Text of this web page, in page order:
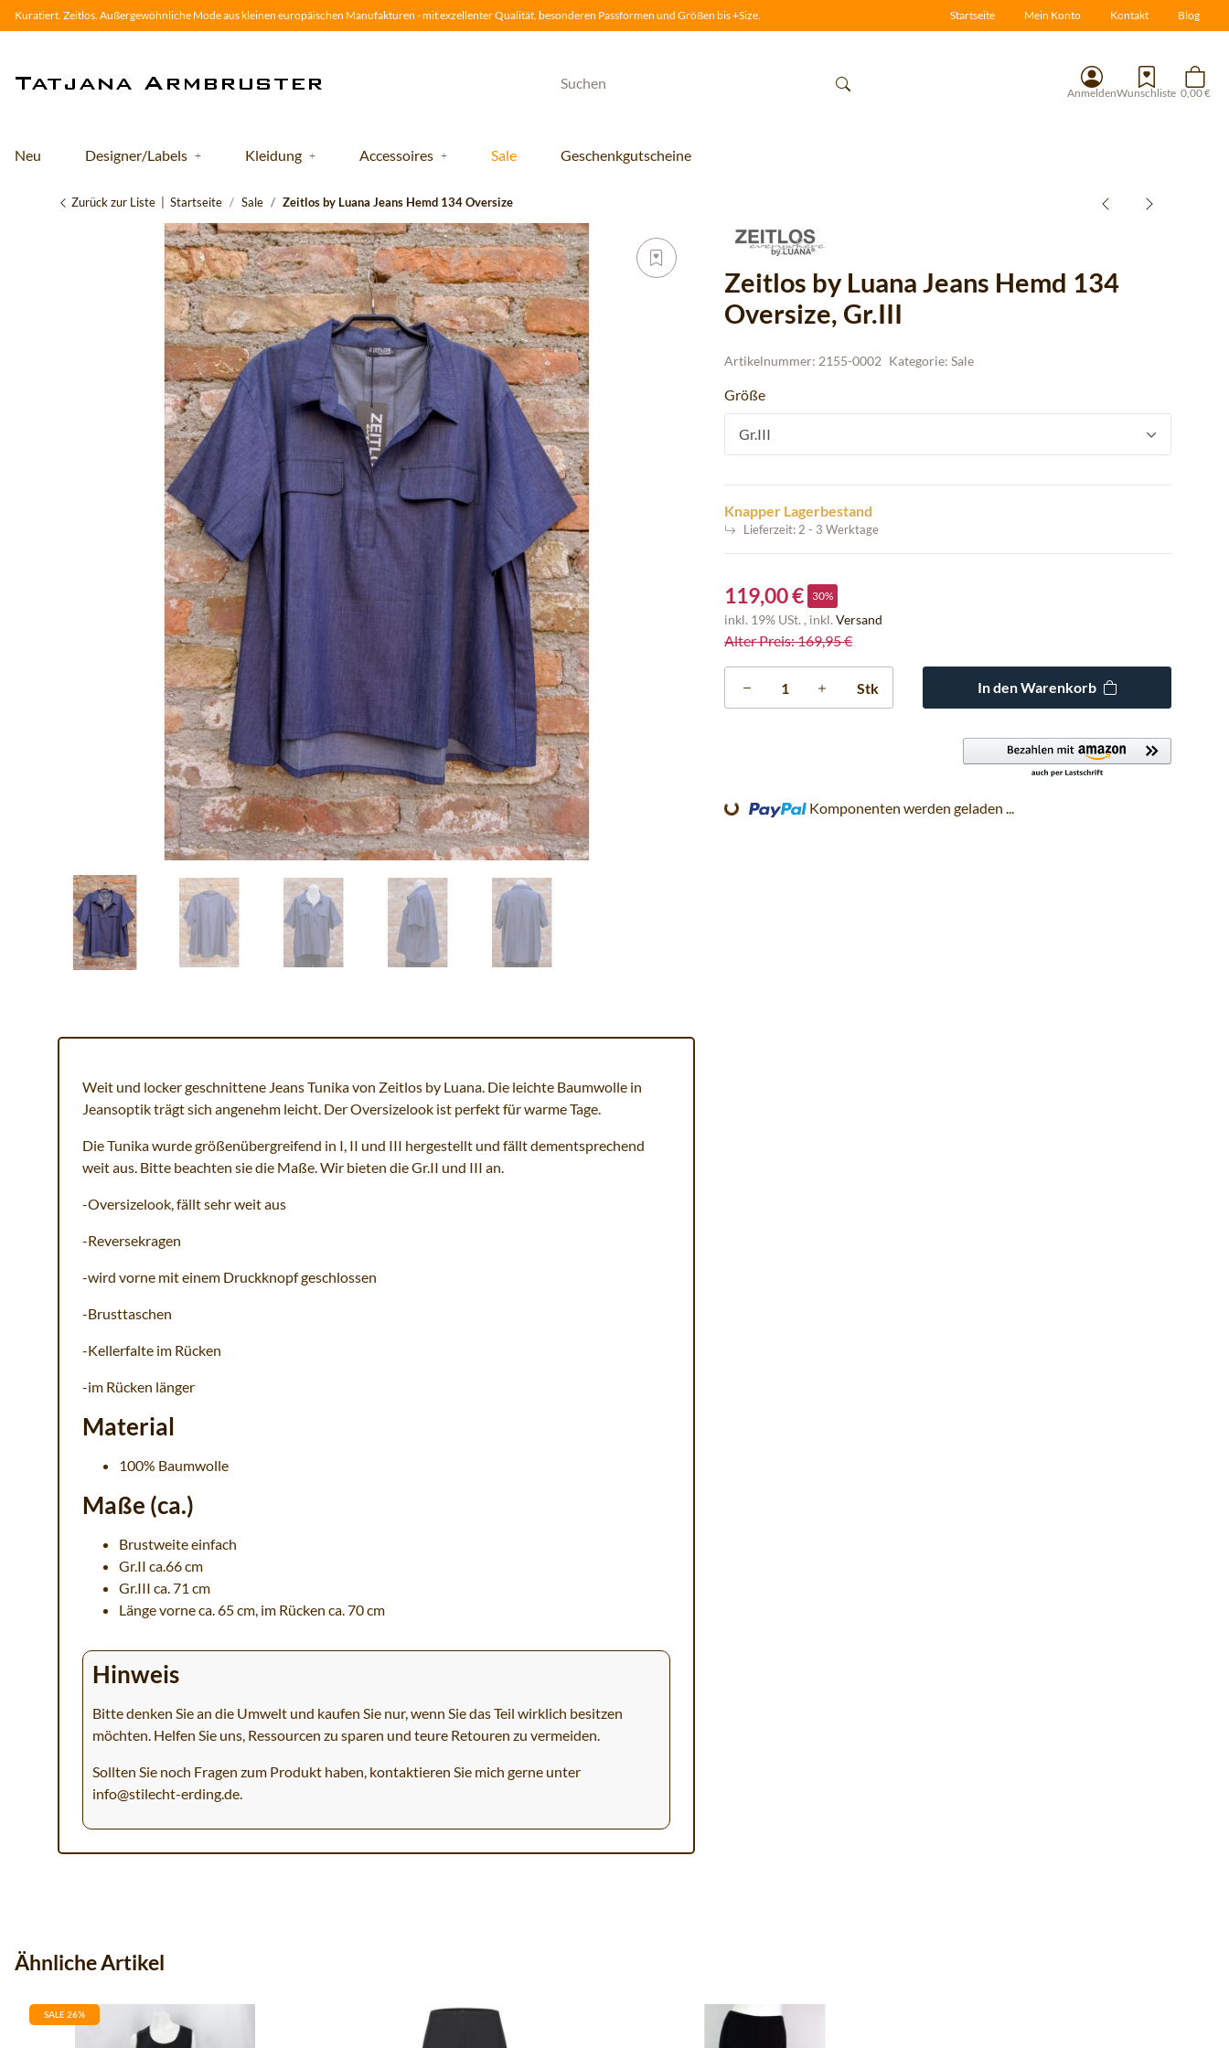
Kuratiert. Zeitlos. Außergewöhnliche Mode aus kleinen europäischen Manufakturen - mit exzellenter Qualität, besonderen Passformen und Größen bis +Size. Startseite Mein Konto Kontakt Blog
AnmeldenWunschliste 0,00 €
Neu Designer/Labels Kleidung Accessoires Sale Geschenkgutscheine
Zurück zur Liste Startseite Sale Zeitlos by Luana Jeans Hemd 134 Oversize
Zeitlos by Luana Jeans Hemd 134
Oversize, Gr.III
Artikelnummer: 2155-0002 Kategorie:Sale
Größe
Gr.III
Knapper Lagerbestand
Lieferzeit:2 - 3 Werktage
119,00 € 30%
inkl. 19% USt. , inkl.Versand
Alter Preis: 169,95 €
Stk In den Warenkorb
Loading... Komponenten werden geladen ...
Weit und locker geschnittene Jeans Tunika von Zeitlos by Luana. Die leichte Baumwolle in
Jeansoptik trägt sich angenehm leicht. Der Oversizelook ist perfekt für warme Tage.
Die Tunika wurde größenübergreifend in I, II und III hergestellt und fällt dementsprechend
weit aus. Bitte beachten sie die Maße. Wir bieten die Gr.II und III an.
-Oversizelook, fällt sehr weit aus
-Reversekragen
-wird vorne mit einem Druckknopf geschlossen
-Brusttaschen
-Kellerfalte im Rücken
-im Rücken länger
Material
100% Baumwolle
Maße (ca.)
Brustweite einfach
Gr.II ca.66 cm
Gr.III ca. 71 cm
Länge vorne ca. 65 cm, im Rücken ca. 70 cm
Hinweis
Bitte denken Sie an die Umwelt und kaufen Sie nur, wenn Sie das Teil wirklich besitzen
möchten. Helfen Sie uns, Ressourcen zu sparen und teure Retouren zu vermeiden.
Sollten Sie noch Fragen zum Produkt haben, kontaktieren Sie mich gerne unter
info@stilecht-erding.de.
Ähnliche Artikel
SALE 26%